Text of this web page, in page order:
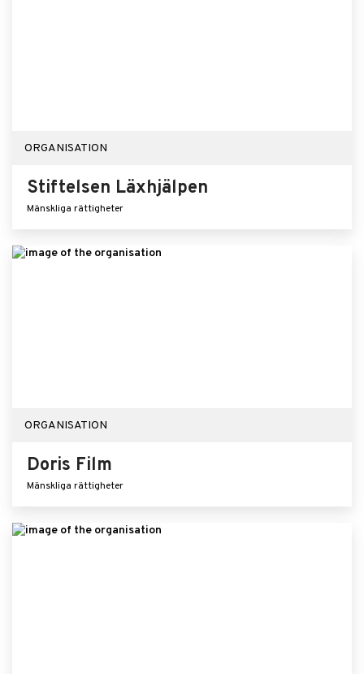
ORGANISATION
Stiftelsen Läxhjälpen
Mänskliga rättigheter
ORGANISATION
Doris Film
Mänskliga rättigheter